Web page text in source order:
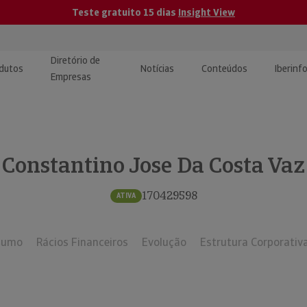
Teste gratuito 15 dias Insight View
e Monitorização de
Diretório de
Empresas
Notícias Conteúdos
| Estudos e
Constantino Jose Da Costa Vaz
ATIVA 170429598
Rácios Financeiros Evolução Estrutura Corporativa